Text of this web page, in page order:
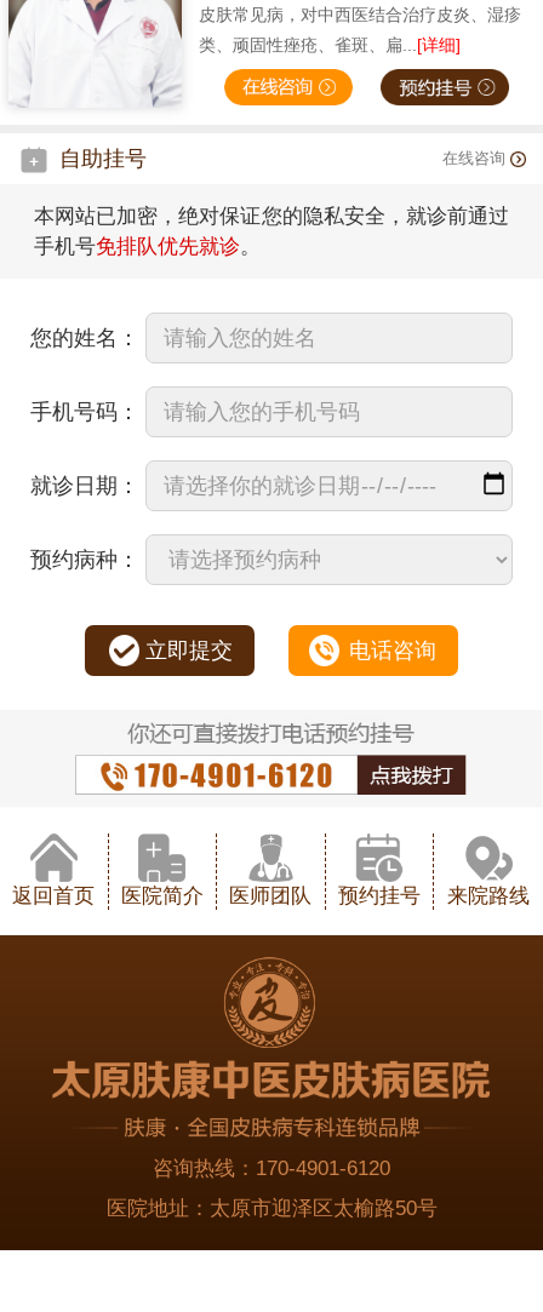
皮肤常见病，对中西医结合治疗皮炎、湿疹
类、顽固性痤疮、雀斑、扁...[详细]
自助挂号 在线咨询
本网站已加密，绝对保证您的隐私安全，就诊前通过
手机号免排队优先就诊。
您的姓名：
手机号码：
就诊日期：
预约病种：
立即提交 电话咨询
返回首页 医院简介 医师团队 预约挂号 来院路线
咨询热线： 170-4901-6120
医院地址： 太原市迎泽区太榆路50号